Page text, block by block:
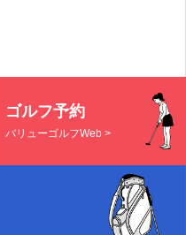
ゴルフ予約
バリューゴルフWeb >